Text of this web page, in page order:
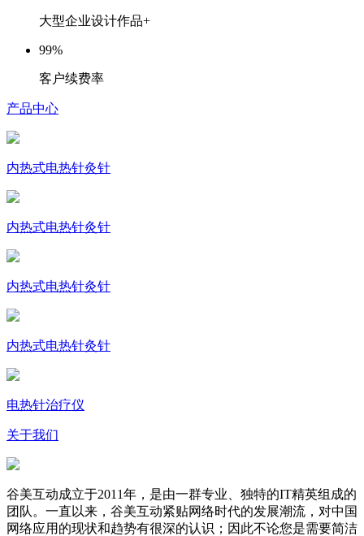
大型企业设计作品+
99%
客户续费率
产品中心
内热式电热针灸针
内热式电热针灸针
内热式电热针灸针
内热式电热针灸针
电热针治疗仪
关于我们
谷美互动成立于2011年，是由一群专业、独特的IT精英组成的
团队。一直以来，谷美互动紧贴网络时代的发展潮流，对中国
网络应用的现状和趋势有很深的认识；因此不论您是需要简洁